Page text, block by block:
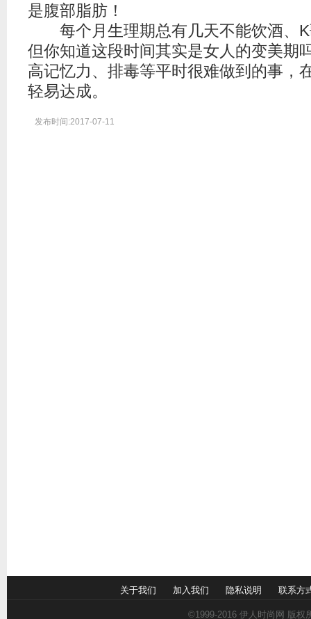
是腹部脂肪！
每个月生理期总有几天不能饮酒、
但你知道这段时间其实是女人的变美期
高记忆力、排毒等平时很难做到的事，
轻易达成。
发布时间:2017-07-11
关于我们 加入我们 隐私说明 联系方
©1999-2016 伊人时尚网 版权